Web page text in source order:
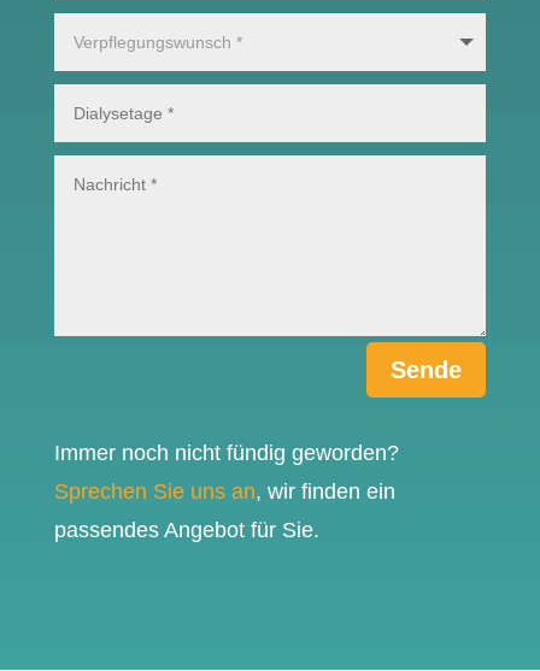
Sende
Immer noch nicht fündig geworden?
Sprechen Sie uns an, wir finden ein
passendes Angebot für Sie.